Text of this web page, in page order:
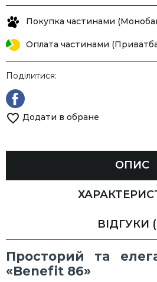
Покупка частинами
Оплата частинами
Поділитися:
Додати в обране
ОПИС
ВІДГУКИ
Просторий та
«Benefit 86»